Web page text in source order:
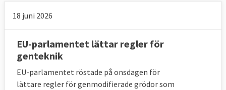
18 juni 2026
EU-parlamentet lättar regler för
genteknik
EU-parlamentet röstade på onsdagen för
lättare regler för genmodifierade grödor som